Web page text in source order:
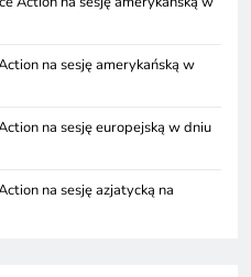
na sesję amerykańską w
na sesję europejską w dniu
na sesję azjatycką na